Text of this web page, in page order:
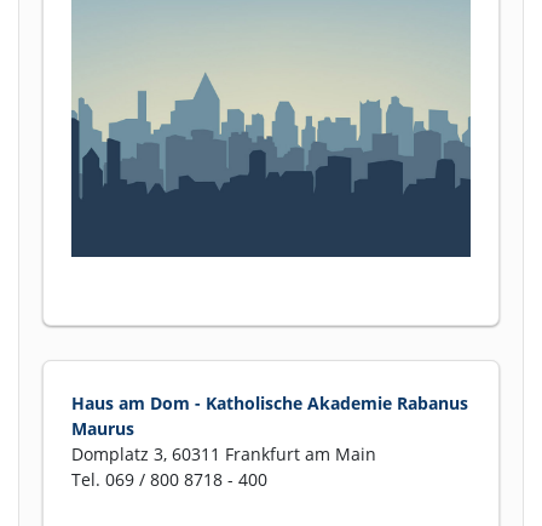
Haus am Dom - Katholische Akademie Rabanus
Maurus
Domplatz 3, 60311 Frankfurt am Main
Tel. 069 / 800 8718 - 400